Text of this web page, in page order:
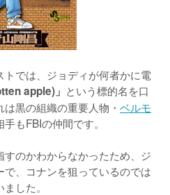
トでは、ジョディが何者かに電
apple)」 という標的名を口
黒の組織の重要人物・ ベルモ
もFBIの仲間です。
のかわからなかったため、ジ
、コナンを狙っているのでは
した。